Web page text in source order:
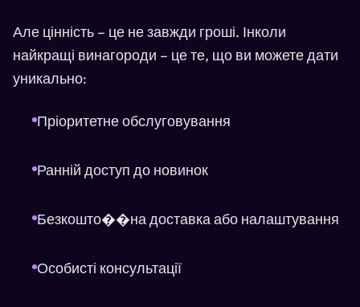
Але цінність – це не завжди гроші. Інколи
найкращі винагороди – це те, що ви можете дати
уникально:
Пріоритетне обслуговування
Ранній доступ до новинок
Безкошто��на доставка або налаштування
Особисті консультації